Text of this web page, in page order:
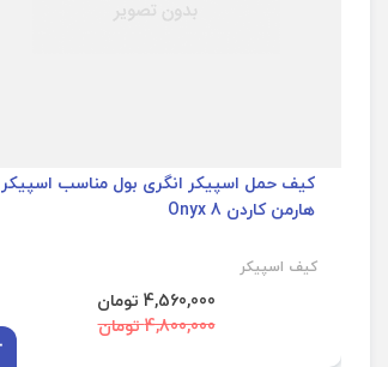
کیف حمل اسپیکر انگری بول مناسب اسپیکر
هارمن کاردن Onyx 8
کیف اسپیکر
4,560,000 تومان
4,800,000 تومان